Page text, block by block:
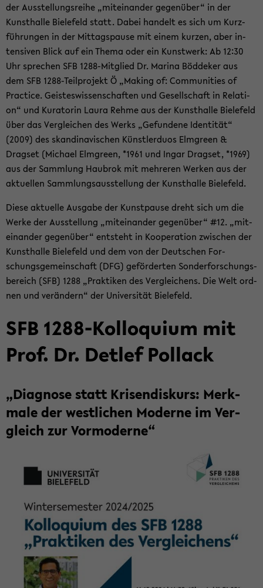
der Aus­stel­lungs­rei­he „mit­ein­an­der ge­gen­über“ in der
Kunst­hal­le Bie­le­feld statt. Dabei han­delt es sich um Kurz­
füh­run­gen in der Mit­tags­pau­se mit einem kur­zen, aber in­
ten­si­ven Blick auf ein Thema oder ein Kunst­werk: Ab 12:30
Uhr spre­chen SFB 1288-​Mitglied Dr. Ma­ri­na Böd­de­ker aus
dem SFB 1288-​Teilprojekt Ö „Ma­king of: Com­mu­nities of
Prac­ti­ce. Geis­tes­wis­sen­schaf­ten und Ge­sell­schaft in Re­la­ti­
on“ und Ku­ra­to­rin Laura Rehme aus der Kunst­hal­le Bie­le­feld
über das Ver­glei­chen des Werks „Ge­fun­de­ne Iden­ti­tät“
(2009) des skan­di­na­vi­schen Künst­ler­du­os Elm­green &
Drags­et (Mi­cha­el Elm­green, *1961 und Ingar Drags­et, *1969)
aus der Samm­lung Hau­brok mit meh­re­ren Wer­ken aus der
ak­tu­el­len Samm­lungs­aus­stel­lung der Kunst­hal­le Bie­le­feld.
Diese ak­tu­el­le Aus­ga­be der Kunst­pau­se dreht sich um die
Werke der Aus­stel­lung „mit­ein­an­der ge­gen­über“ #12. „mit­
ein­an­der ge­gen­über“ ent­steht in Ko­ope­ra­ti­on zwi­schen der
Kunst­hal­le Bie­le­feld und dem von der Deut­schen For­
schungs­ge­mein­schaft (DFG) ge­för­der­ten Son­der­for­schungs­
be­reich (SFB) 1288 „Prak­ti­ken des Ver­glei­chens. Die Welt ord­
nen und ver­än­dern“ der Uni­ver­si­tät Bie­le­feld.
SFB 1288-​Kolloquium mit
Prof. Dr. Det­lef Pol­lack
„Dia­gno­se statt Kri­sen­dis­kurs: Merk­
ma­le der west­li­chen Mo­der­ne im Ver­
gleich zur Vor­mo­der­ne“